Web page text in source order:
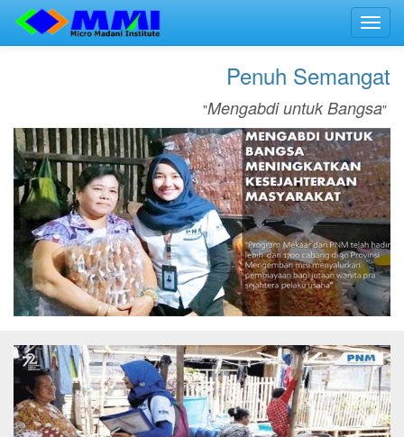
Penuh Semangat
"Mengabdi untuk Bangsa"